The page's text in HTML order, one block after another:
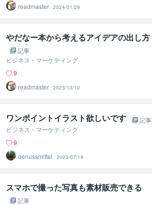
readmaster 2024/01/29
やだなー本から考えるアイデアの出し方
記事
ビジネス・マーケティング
9
readmaster 2023/10/10
ワンポイントイラスト欲しいです
記事
ビジネス・マーケティング
9
genussmittel
2023/07/19
スマホで撮った写真も素材販売できる
記事